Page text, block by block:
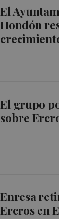
El
Hondón
El grupo
sobre
Enresa
Ercros en